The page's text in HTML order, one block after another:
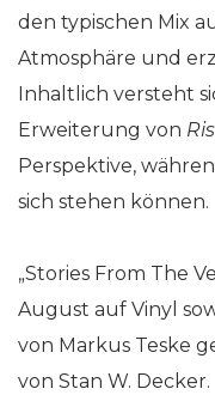
den typischen Mix
Atmosphäre und
Inhaltlich versteht
Erweiterung von
Perspektive,
sich stehen können.
„Stories From The
August auf Vinyl
von Markus Teske
von Stan W. Decker.